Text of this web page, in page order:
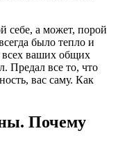
себе, а может, порой
было тепло и
ваших общих
Предал все то, что
вас саму. Как
Почему